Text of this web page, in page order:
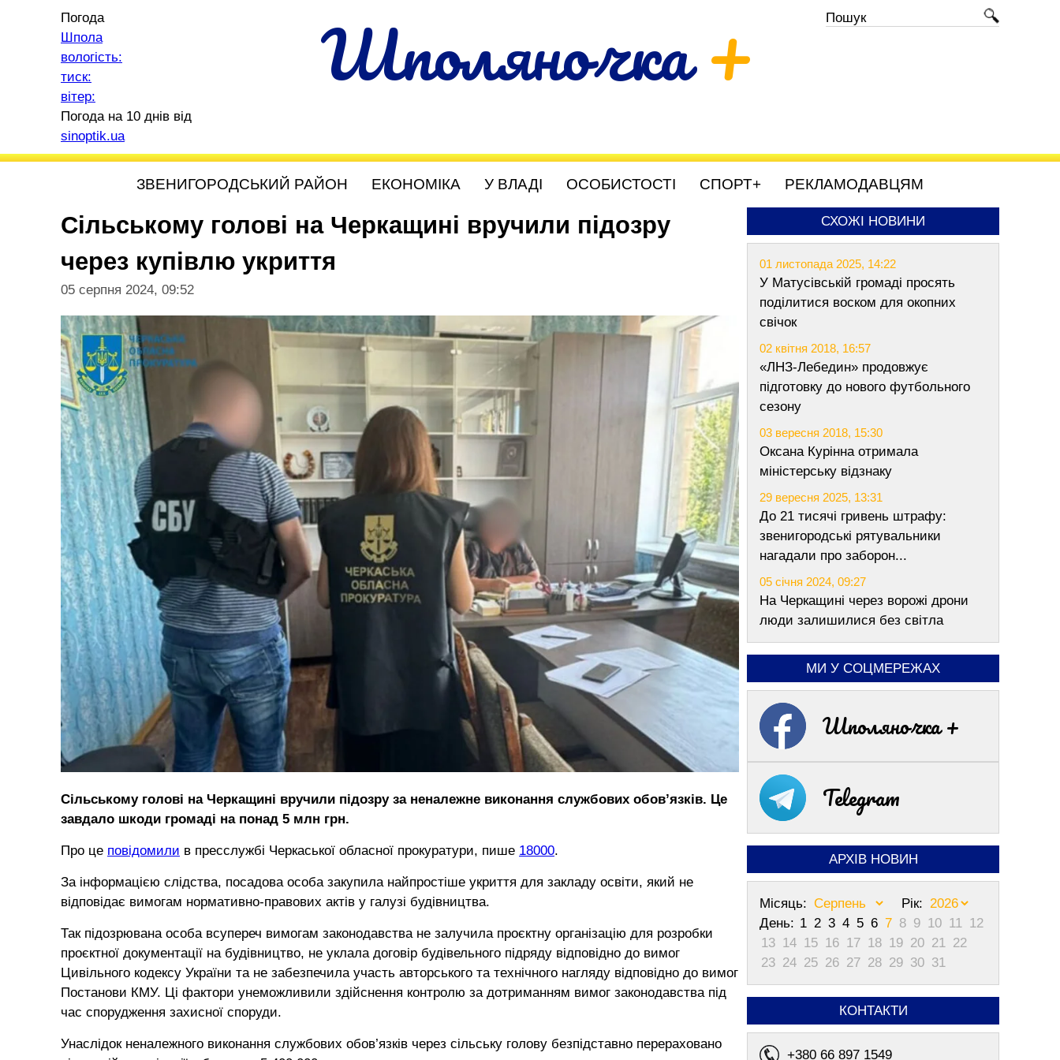
Шполяночка+
Погода
Шпола
вологість:
тиск:
вітер:
Погода на 10 днів від
sinoptik.ua
ЗВЕНИГОРОДСЬКИЙ РАЙОН ЕКОНОМІКА У ВЛАДІ ОСОБИСТОСТІ СПОРТ+ РЕКЛАМОДАВЦЯМ
Сільському голові на Черкащині вручили підозру
через купівлю укриття
05 серпня 2024, 09:52
Сільському голові на Черкащині вручили підозру за неналежне виконання службових обов’язків. Це
завдало шкоди громаді на понад 5 млн грн.
Про це повідомили в пресслужбі Черкаської обласної прокуратури, пише 18000.
За інформацією слідства, посадова особа закупила найпростіше укриття для закладу освіти, який не
відповідає вимогам нормативно-правових актів у галузі будівництва.
Так підозрювана особа всупереч вимогам законодавства не залучила проєктну організацію для розробки
проєктної документації на будівництво, не уклала договір будівельного підряду відповідно до вимог
Цивільного кодексу України та не забезпечила участь авторського та технічного нагляду відповідно до вимог
Постанови КМУ. Ці фактори унеможливили здійснення контролю за дотриманням вимог законодавства під
час спорудження захисної споруди.
Унаслідок неналежного виконання службових обов’язків через сільську голову безпідставно перераховано
СХОЖІ НОВИНИ
01 листопада 2025, 14:22
У Матусівській громаді просять
поділитися воском для окопних
свічок
02 квітня 2018, 16:57
«ЛНЗ-Лебедин» продовжує
підготовку до нового футбольного
сезону
03 вересня 2018, 15:30
Оксана Курінна отримала
міністерську відзнаку
29 вересня 2025, 13:31
До 21 тисячі гривень штрафу:
звенигородські рятувальники
нагадали про заборон...
05 січня 2024, 09:27
На Черкащині через ворожі дрони
люди залишилися без світла
МИ У СОЦМЕРЕЖАХ
Шполяночка +
Telegram
АРХІВ НОВИН
Місяць:
Рік:
День: 1 2 3 4 5 6 7 8 9 10 11 12
13 14 15 16 17 18 19 20 21 22
23 24 25 26 27 28 29 30 31
КОНТАКТИ
+380 66 897 1549